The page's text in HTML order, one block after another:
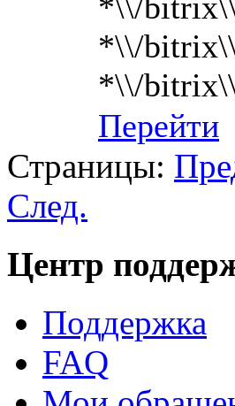
*\\/
*\\/
Перейти
Страницы:
След.
Центр
Поддержка
FAQ